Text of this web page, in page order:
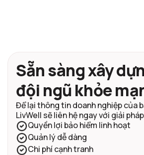
Sẵn sàng xây
đội ngũ khỏe
Để lại thông tin doanh nghiệp của
LivWell sẽ liên hệ ngay với giải
Quyền lợi bảo hiểm linh hoạt
Quản lý dễ dàng
Chi phí cạnh tranh